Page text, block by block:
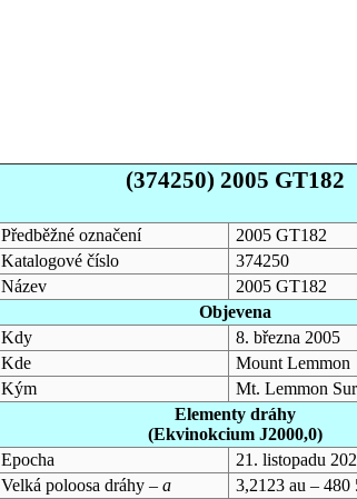
(374250) 2005 GT182
Předběžné označení
2005 GT182
Katalogové číslo
374250
Název
2005 GT182
Objevena
Kdy
8. března 2005
Kde
Mount Lemmon
Kým
Mt. Lemmon
Elementy dráhy
(Ekvinokcium J2000,0)
Epocha
21. listopadu
Velká poloosa dráhy – a
3,2123 au – 480